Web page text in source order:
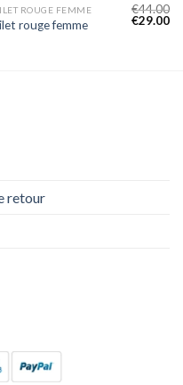
ROUGE FEMME
rouge femme
€44.00
€29.00
retour